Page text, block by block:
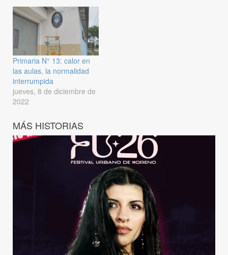
Primaria N° 13: calor en
las aulas, la normalidad
interrumpida
jueves, 8 de diciembre de
2022
MÁS HISTORIAS